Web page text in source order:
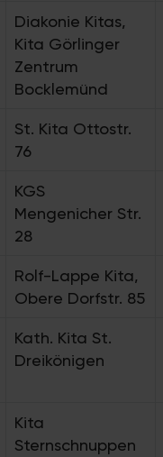
Diakonie Kitas,
Kita Görlinger
Zentrum
Bocklemünd
St. Kita Ottostr.
76
KGS
Mengenicher Str.
28
Rolf-Lappe Kita,
Obere Dorfstr. 85
Kath. Kita St.
Dreikönigen
Kita
Sternschnuppen